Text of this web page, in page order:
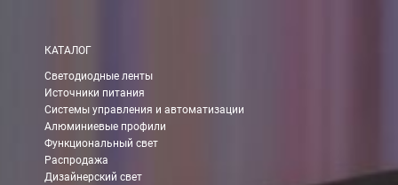
КАТАЛОГ
Светодиодные ленты
Источники питания
Системы управления и автоматизации
Алюминиевые профили
Функциональный свет
Распродажа
Дизайнерский свет